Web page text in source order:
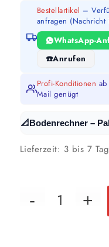
Bestellartikel –
anfragen
WhatsApp-
Anrufen
Profi-Konditionen
Mail genügt
📐Bodenrechner –
Lieferzeit: 3 bis 7